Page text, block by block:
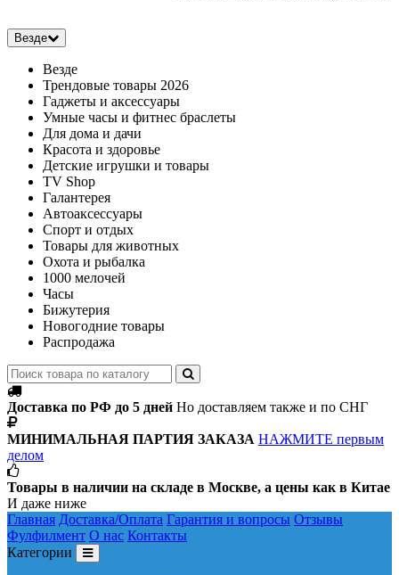
Везде
Везде
Трендовые товары 2026
Гаджеты и аксессуары
Умные часы и фитнес браслеты
Для дома и дачи
Красота и здоровье
Детские игрушки и товары
TV Shop
Галантерея
Автоаксессуары
Спорт и отдых
Товары для животных
Охота и рыбалка
1000 мелочей
Часы
Бижутерия
Новогодние товары
Распродажа
Доставка по РФ до 5 дней Но доставляем также и по СНГ
МИНИМАЛЬНАЯ ПАРТИЯ ЗАКАЗА НАЖМИТЕ первым
делом
Товары в наличии на складе в Москве, а цены как в Китае
И даже ниже
Главная Доставка/Оплата Гарантия и вопросы Отзывы
Фулфилмент О нас Контакты
Категории